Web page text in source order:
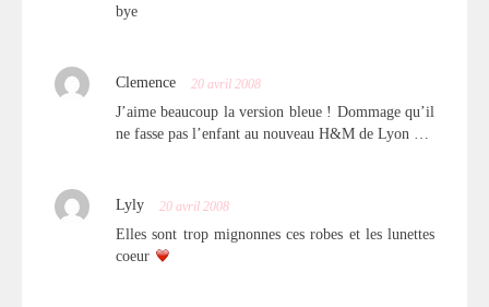
bye
Clemence 20 avril 2008
J’aime beaucoup la version bleue ! Dommage qu’il
ne fasse pas l’enfant au nouveau H&M de Lyon …
Lyly 20 avril 2008
Elles sont trop mignonnes ces robes et les lunettes
coeur